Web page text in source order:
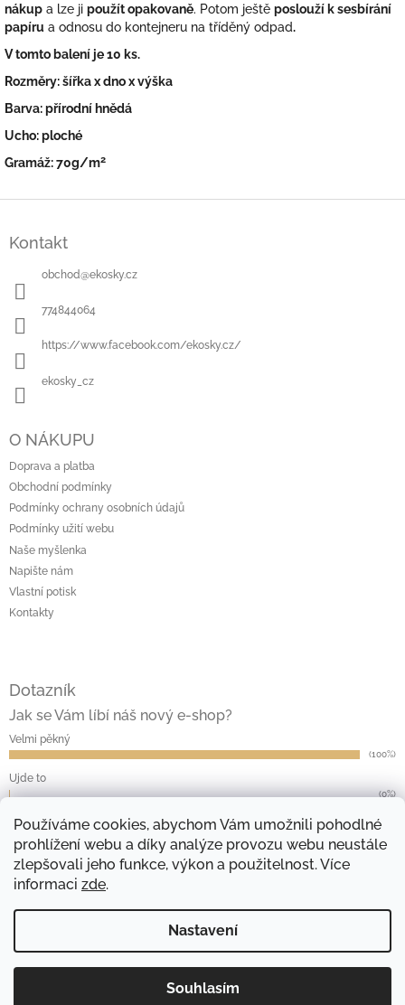
Používáme cookies, abychom Vám umožnili pohodlné
prohlížení webu a díky analýze provozu webu neustále
zlepšovali jeho funkce, výkon a použitelnost. Více
informaci zde.
Nastavení
Souhlasím
nákup a lze ji použít opakovaně. Potom ještě poslouží k sesbírání
papíru a odnosu do kontejneru na tříděný odpad.
V tomto balení je 10 ks.
Rozměry: šířka x dno x výška
Barva: přírodní hnědá
Ucho: ploché
Gramáž: 70g/m2
Kontakt
obchod@ekosky.cz
774844064
https://www.facebook.com/ekosky.cz/
ekosky_cz
O NÁKUPU
Doprava a platba
Obchodní podmínky
Podmínky ochrany osobních údajů
Podmínky užití webu
Naše myšlenka
Napište nám
Vlastní potisk
Kontakty
Dotazník
Jak se Vám líbí náš nový e-shop?
Velmi pěkný
(100%)
Ujde to
(0%)
Nelíbí se mi
(0%)
Počet hlasů: 13